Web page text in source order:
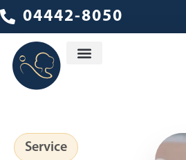
04442-8050
Service